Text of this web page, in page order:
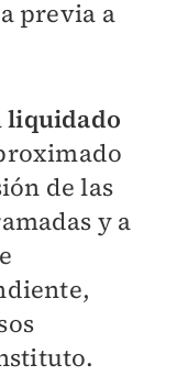
previa a
liquidado
de las
y a